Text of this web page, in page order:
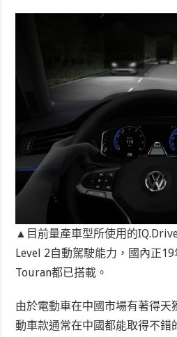
▲目前量產車型所使用的
Level 2自動駕駛能力，國內正
Touran都已搭載。
由於電動車在中國市場有著得天
動車款通常在中國都能取得不錯